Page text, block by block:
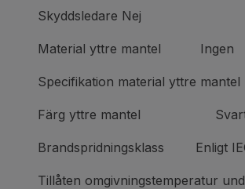
Skyddsledare Nej
Material yttre mantel Ingen
Specifikation material yttre
Färg yttre mantel
Brandspridningsklass Enligt
Tillåten